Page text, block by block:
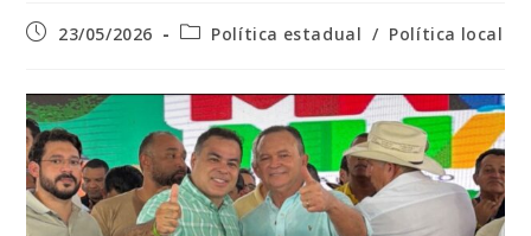
Post23/05/2026
Categoria
Política estadual / Política local